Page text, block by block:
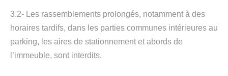
3.2- Les rassemblements prolongés, notamment à des
horaires tardifs, dans les parties communes intérieures au
parking, les aires de stationnement et abords de
l’immeuble, sont interdits.